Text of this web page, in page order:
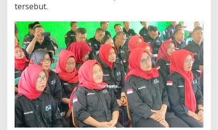
a
s
i
K
e
l
u
h
a
n
K
e
p
tersebut.